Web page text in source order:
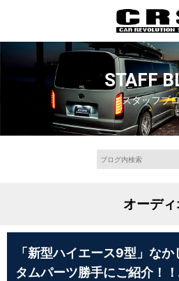
STAFF
スタッフブ
オーディ
「新型ハイエース9型」な
タムパーツ勝手にご紹介！